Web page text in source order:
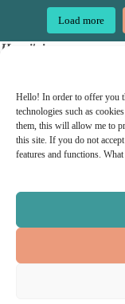
Hello! In order to offer you
technologies such as
them, this will allow me to
this site. If you do not
features and functions.
Load more
Hep, j'ai une super
les